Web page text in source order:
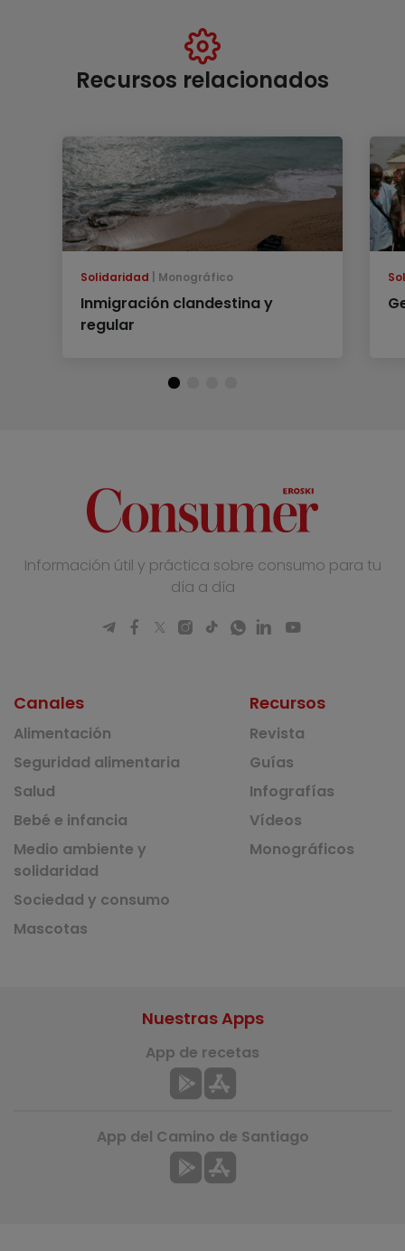
Recursos relacionados
Solidaridad Monográfico
Inmigración clandestina y
regular
Información útil y práctica sobre consumo para tu
día a día
Canales
Alimentación
Seguridad alimentaria
Salud
Bebé e infancia
Medio ambiente y
solidaridad
Sociedad y consumo
Mascotas
Recursos
Revista
Guías
Infografías
Vídeos
Monográficos
Nuestras Apps
App de recetas
App del Camino de Santiago